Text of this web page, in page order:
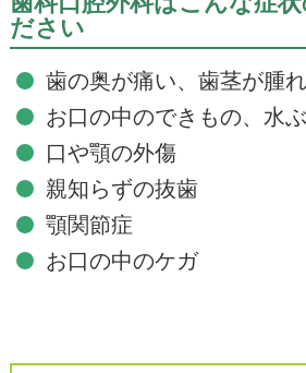
ださい
歯の奥が痛い、歯茎が腫
お口の中のできもの、水
口や顎の外傷
親知らずの抜歯
顎関節症
お口の中のケガ